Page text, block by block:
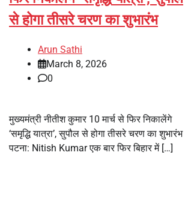
से होगा तीसरे चरण का शुभारंभ
Arun Sathi
March 8, 2026
0
मुख्यमंत्री नीतीश कुमार 10 मार्च से फिर निकालेंगे
‘समृद्धि यात्रा’, सुपौल से होगा तीसरे चरण का शुभारंभ
पटना: Nitish Kumar एक बार फिर बिहार में […]